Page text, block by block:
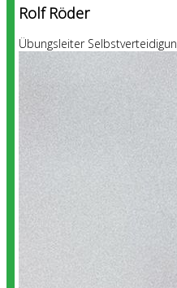
Rolf Röder
Übungsleiter